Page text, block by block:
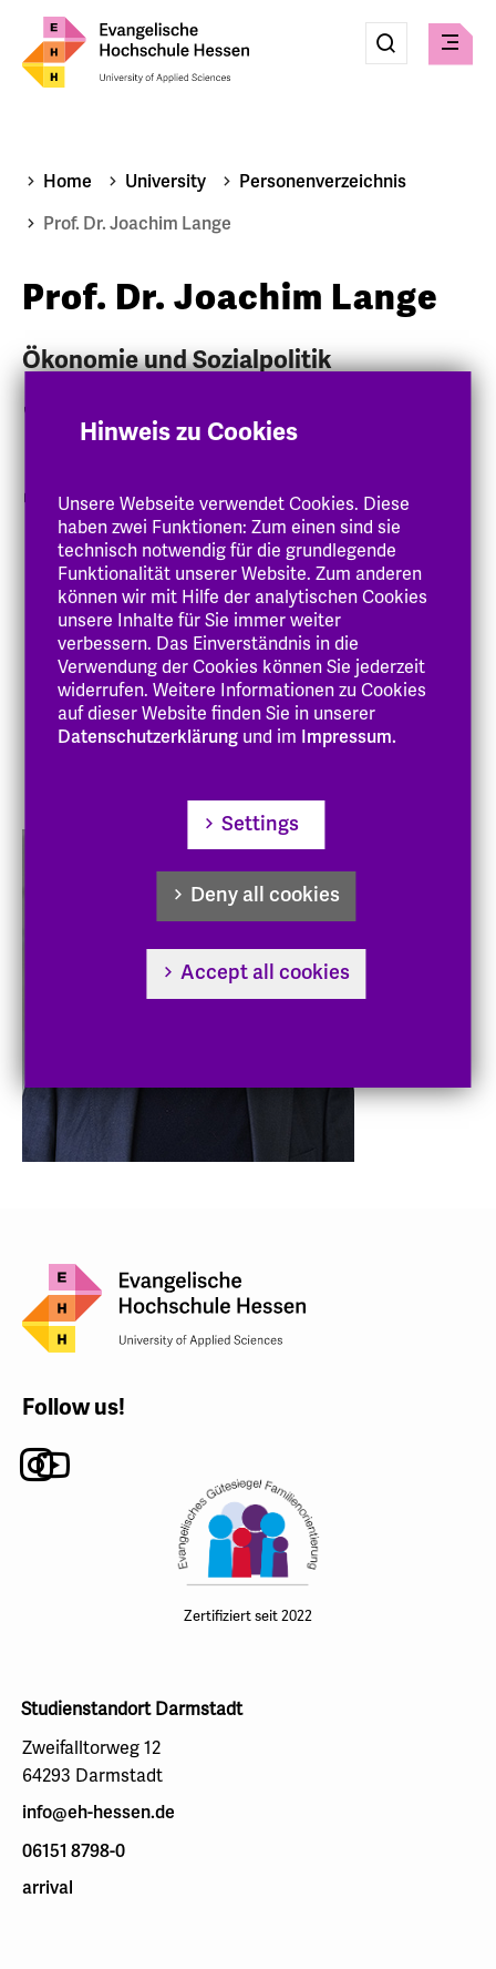
Suche
absenden
Home University
Personenverzeichnis
Prof. Dr. Joachim Lange
Prof. Dr. Joachim Lange
Ökonomie und Sozialpolitik
H 505
Zur Person
Arbeitsbereich
Lehre
Forschung
Veröffentlichungen
Follow us!
Instagram
Youtube
Zertifiziert seit 2022
Studienstandort Darmstadt
Zweifalltorweg 12
64293 Darmstadt
info@eh-hessen.de
06151 8798-0
arrival
Hinweis zu Cookies
Unsere Webseite verwendet Cookies. Diese
haben zwei Funktionen: Zum einen sind sie
technisch notwendig für die grundlegende
Funktionalität unserer Website. Zum anderen
können wir mit Hilfe der analytischen Cookies
unsere Inhalte für Sie immer weiter
verbessern. Das Einverständnis in die
Verwendung der Cookies können Sie jederzeit
widerrufen. Weitere Informationen zu Cookies
auf dieser Website finden Sie in unserer
Datenschutzerklärung und im Impressum.
Settings
Deny all cookies
Accept all cookies